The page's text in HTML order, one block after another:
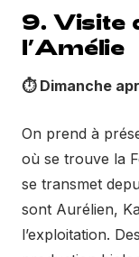
9. Visite
l’Amélie
⏱ Dimanche
On prend à
où se trouve la
se transmet
sont Aurélien,
l’exploitation.